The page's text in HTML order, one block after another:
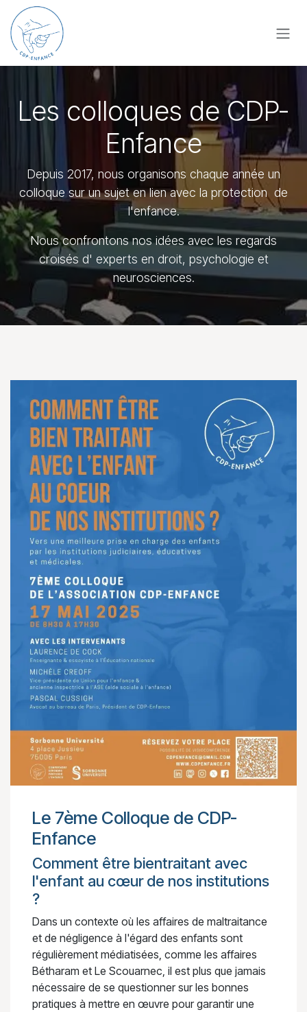
Se rendre au contenu
Les colloques de CDP-
Enfance
Depuis 2017, nous organisons chaque année un
colloque sur un sujet en lien avec la protection de
l'enfance.
Nous confrontons nos idées avec les regards
croisés d' experts en droit, psychologie et
neurosciences.
Le 7ème Colloque de CDP-
Enfance
Comment être bientraitant avec
l'enfant au cœur de nos institutions
?
Dans un contexte où les affaires de maltraitance
et de négligence à l'égard des enfants sont
régulièrement médiatisées, comme les affaires
Bétharam et Le Scouarnec, il est plus que jamais
nécessaire de se questionner sur les bonnes
pratiques à mettre en œuvre pour garantir une